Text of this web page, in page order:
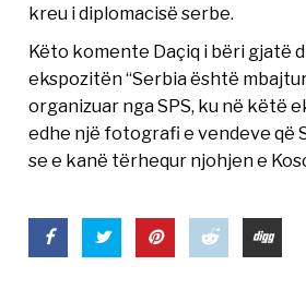
kreu i diplomacisë serbe.
Këto komente Daçiq i bëri gjatë
ekspozitën “Serbia është
organizuar nga SPS, ku në këtë
edhe një fotografi e vendeve që
se e kanë tërhequr njohjen e